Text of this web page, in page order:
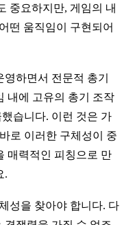
중요하지만, 게임의 내
떤 움직임이 구현되어
하면서 전문적 총기
내에 고유의 총기 조작
습니다. 이런 것은 가
로 이러한 구체성이 중
매력적인 피칭으로 만
.
성을 찾아야 합니다. 다